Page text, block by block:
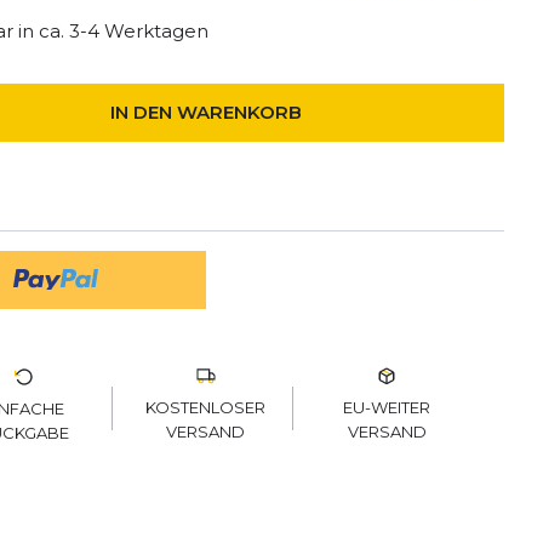
in ca. 3-4 Werktagen
IN DEN WARENKORB
KOSTENLOSER
VERSAND
EU-WEITER
VERSAND